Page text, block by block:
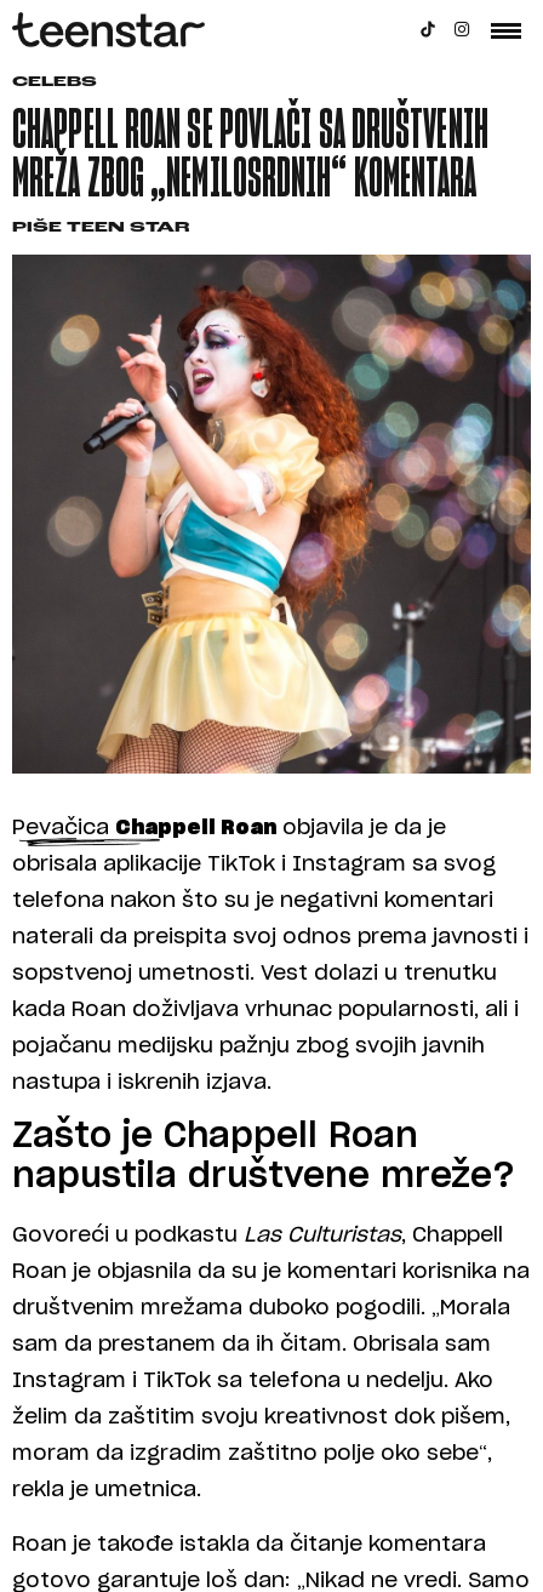
CELEBS
CHAPPELL ROAN SE POVLAČI SA DRUŠTVENIH
MREŽA ZBOG „NEMILOSRDNIH“ KOMENTARA
PIŠE TEEN STAR
Pevačica Chappell Roan objavila je da je
obrisala aplikacije TikTok i Instagram sa svog
telefona nakon što su je negativni komentari
naterali da preispita svoj odnos prema javnosti i
sopstvenoj umetnosti. Vest dolazi u trenutku
kada Roan doživljava vrhunac popularnosti, ali i
pojačanu medijsku pažnju zbog svojih javnih
nastupa i iskrenih izjava.
Zašto je Chappell Roan
napustila društvene mreže?
Govoreći u podkastu Las Culturistas, Chappell
Roan je objasnila da su je komentari korisnika na
društvenim mrežama duboko pogodili. „Morala
sam da prestanem da ih čitam. Obrisala sam
Instagram i TikTok sa telefona u nedelju. Ako
želim da zaštitim svoju kreativnost dok pišem,
moram da izgradim zaštitno polje oko sebe“,
rekla je umetnica.
Roan je takođe istakla da čitanje komentara
gotovo garantuje loš dan: „Nikad ne vredi. Samo